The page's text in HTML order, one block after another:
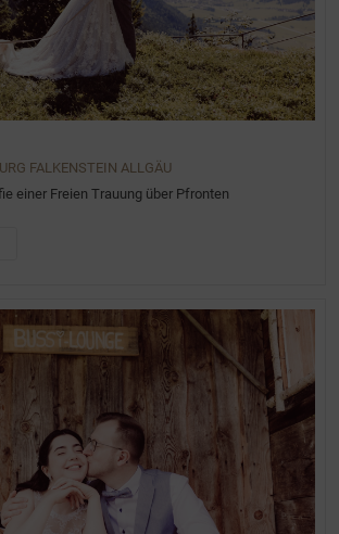
FALKENSTEIN ALLGÄU
einer Freien Trauung über Pfronten